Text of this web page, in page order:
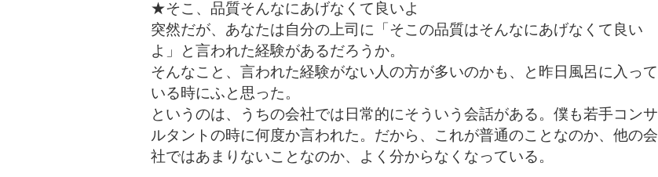
★そこ、品質そんなにあげなくて良いよ
突然だが、あなたは自分の上司に「そこの品質はそんなにあげなくて良い
よ」と言われた経験があるだろうか。
そんなこと、言われた経験がない人の方が多いのかも、と昨日風呂に入って
いる時にふと思った。
というのは、うちの会社では日常的にそういう会話がある。僕も若手コンサ
ルタントの時に何度か言われた。だから、これが普通のことなのか、他の会
社ではあまりないことなのか、よく分からなくなっている。